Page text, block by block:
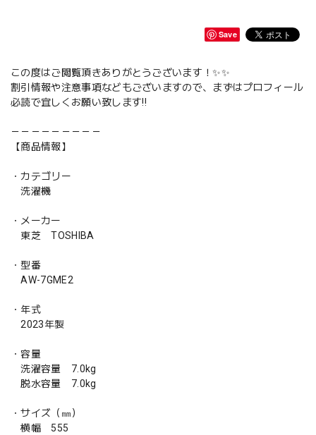
Save
この度はご閲覧頂きありがとうございます！✨✨
割引情報や注意事項などもございますので、まずはプロフィール
必読で宜しくお願い致します‼️
－－－－－－－－－
【商品情報】
・カテゴリー
洗濯機
・メーカー
東芝 TOSHIBA
・型番
AW-7GME2
・年式
2023年製
・容量
洗濯容量 7.0kg
脱水容量 7.0kg
・サイズ（㎜）
横幅 555